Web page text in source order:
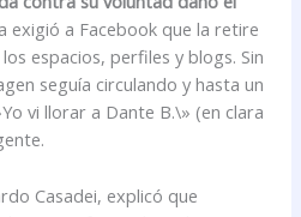
exigió a Facebook que la retire
espacios, perfiles y blogs. Sin
seguía circulando y hasta un
vi llorar a Dante B.\» (en clara
Casadei, explicó que